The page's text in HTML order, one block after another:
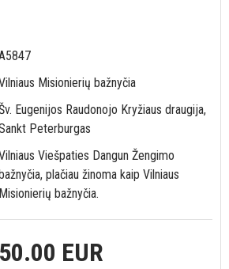
Misionierių bažnyčia
Eugenijos Raudonojo Kryžiaus draugija,
Peterburgas
Viešpaties Dangun Žengimo
plačiau žinoma kaip Vilniaus
Misionierių bažnyčia.
50.00 EUR